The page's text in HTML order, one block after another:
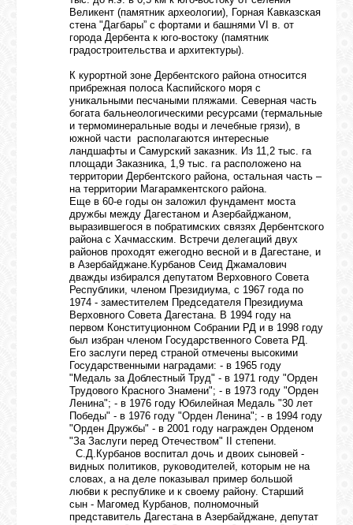
Великент (памятник археологии), Горная Кавказская
стена "Дагбары” с фортами и башнями VI в. от
города Дербента к юго-востоку (памятник
градостроительства и архитектуры).
К курортной зоне Дербентского района относится
прибрежная полоса Каспийского моря с
уникальными песчаными пляжами. Северная часть
богата бальнеологическими ресурсами (термальные
и термоминеральные воды и лечебные грязи), в
южной части располагаются интересные
ландшафты и Самурский заказник. Из 11,2 тыс. га
площади Заказника, 1,9 тыс. га расположено на
территории Дербентского района, остальная часть –
на территории Магарамкентского района.
Еще в 60-е годы он заложил фундамент моста
дружбы между Дагестаном и Азербайджаном,
выразившегося в побратимских связях Дербентского
района с Хачмасским. Встречи делегаций двух
районов проходят ежегодно весной и в Дагестане, и
в Азербайджане.Курбанов Сеид Джамалович
дважды избирался депутатом Верховного Совета
Республики, членом Президиума, с 1967 года по
1974 - заместителем Председателя Президиума
Верховного Совета Дагестана. В 1994 году на
первом Конституционном Собрании РД и в 1998 году
был избран членом Государственного Совета РД.
Его заслуги перед страной отмечены высокими
Государственными наградами: - в 1965 году
"Медаль за Доблестный Труд" - в 1971 году "Орден
Трудового Красного Знамени"; - в 1973 году "Орден
Ленина"; - в 1976 году Юбилейная Медаль "30 лет
Победы" - в 1976 году "Орден Ленина"; - в 1994 году
"Орден Дружбы" - в 2001 году награжден Орденом
"За Заслуги перед Отечеством" II степени.
С.Д.Курбанов воспитал дочь и двоих сыновей -
видных политиков, руководителей, которым не на
словах, а на деле показывал пример большой
любви к республике и к своему району. Старший
сын - Магомед Курбанов, полномочный
представитель Дагестана в Азербайджане, депутат